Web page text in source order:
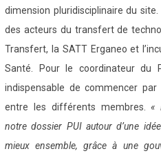
dimension pluridisciplinaire du
des acteurs du transfert de
Transfert, la SATT Erganeo et
Santé. Pour le coordinateur du
indispensable de commencer
entre les différents membres.«
notre dossier PUI autour d’une
mieux ensemble, grâce à une